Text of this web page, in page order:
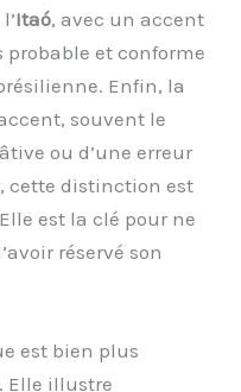
Itaó, avec un accent
et conforme
Enfin, la
souvent le
ou d’une erreur
cette distinction est
est la clé pour ne
réservé son
est bien plus
Elle illustre